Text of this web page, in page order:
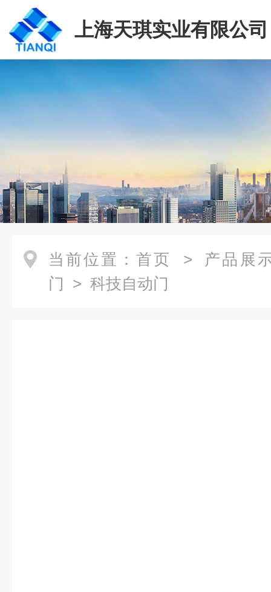
上海天琪实业有限公司
当前位置： 首页 > 产品展
门 > 科技自动门